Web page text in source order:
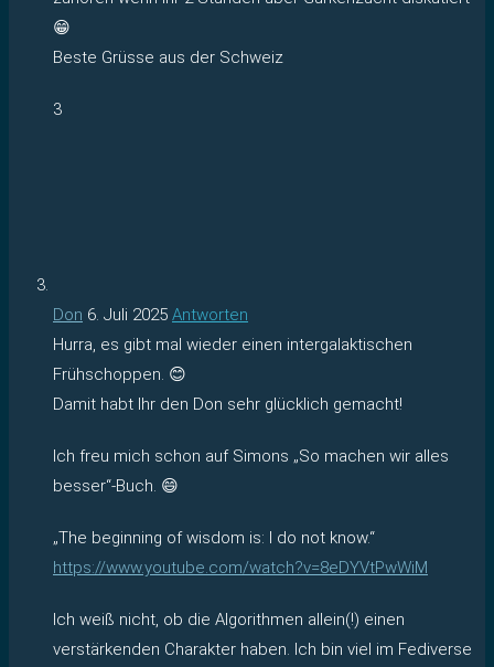
😁
Beste Grüsse aus der Schweiz
3
Don 6. Juli 2025 Antworten
Hurra, es gibt mal wieder einen intergalaktischen
Frühschoppen. 😊
Damit habt Ihr den Don sehr glücklich gemacht!
Ich freu mich schon auf Simons „So machen wir alles
besser“-Buch. 😄
„The beginning of wisdom is: I do not know.“
https://www.youtube.com/watch?v=8eDYVtPwWiM
Ich weiß nicht, ob die Algorithmen allein(!) einen
verstärkenden Charakter haben. Ich bin viel im Fediverse